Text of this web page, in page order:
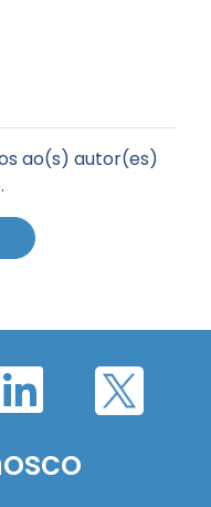
ao(s) autor(es)